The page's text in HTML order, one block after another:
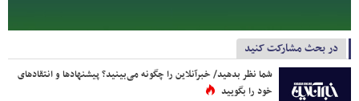
در بحث مشارکت کنید
شما نظر بدهید/ خبرآنلاین را چگونه می‌بینید؟ پیشنهادها و انتقادهای
خود را بگویید